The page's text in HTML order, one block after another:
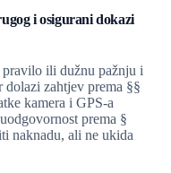
i osigurani dokazi
ili dužnu pažnju i
zahtjev prema §§
kamera i GPS-a
prema §
naknadu, ali ne ukida